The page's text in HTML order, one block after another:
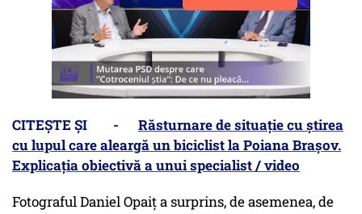
CITEȘTE ȘI - Răsturnare de situație cu știrea
cu lupul care aleargă un biciclist la Poiana Brașov.
Explicația obiectivă a unui specialist / video
Fotograful Daniel Opaiț a surprins, de asemenea, de